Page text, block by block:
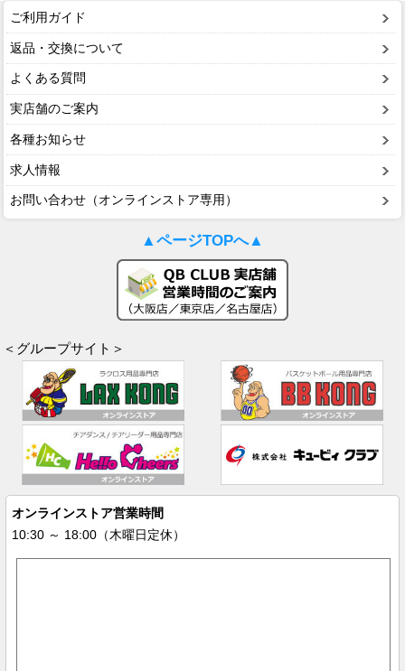
ご利用ガイド
返品・交換について
よくある質問
実店舗のご案内
各種お知らせ
求人情報
お問い合わせ（オンラインストア専用）
▲ページTOPへ▲
＜グループサイト＞
オンラインストア営業時間
10:30 ～ 18:00（木曜日定休）